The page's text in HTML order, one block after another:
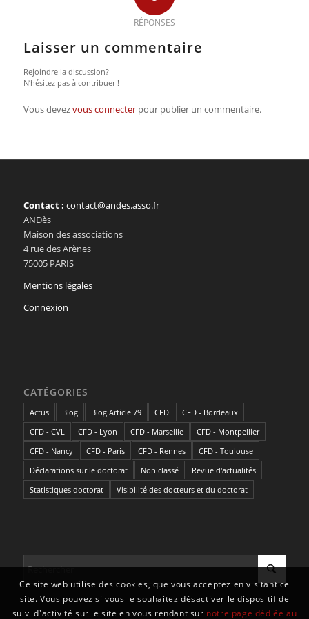
RÉPONSES
Laisser un commentaire
Rejoindre la discussion?
N’hésitez pas à contribuer !
Vous devezvous connecterpour publier un commentaire.
Contact : contact@andes.asso.fr
ANDès
Maison des associations
4 rue des Arènes
75005 PARIS
Mentions légales
Connexion
CATÉGORIES
Actus Blog Blog Article 79 CFD
CFD - Bordeaux
CFD - CVL
CFD - Lyon CFD - Marseille
CFD - Montpellier
CFD - Nancy
CFD - Paris CFD - Rennes
CFD - Toulouse
Déclarations sur le doctorat
Non classé
Revue d'actualités
Statistiques doctorat
Visibilité des docteurs et du doctorat
Ce site web utilise des cookies, que vous acceptez en visitant ce
site. Vous pouvez si vous le souhaitez désactiver le dispositif de
suivi d'activité sur le site en vous rendant sur notre page dédiée au